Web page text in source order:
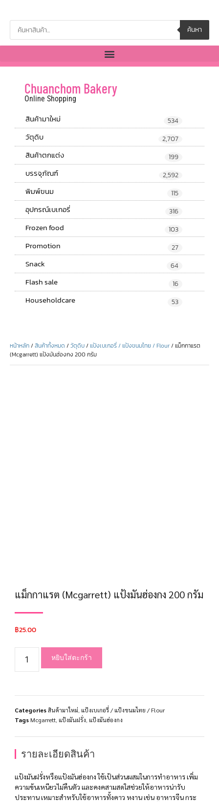
ค้นหา
Chuanchom Bakery
Online Shopping
สินค้ามาใหม่ 534
วัตุดิบ 2,707
สินค้าตกแต่ง 199
บรรจุภัณฑ์ 2,592
พิมพ์ขนม 115
อุปกรณ์เบเกอรี่ 316
Frozen food 103
Promotion 27
Snack 64
Flash sale 16
Householdcare 53
หน้าหลัก/สินค้าทั้งหมด /วัตุดิบ/แป้งเบเกอรี่ / แป้งขนมไทย / Flour/ แม็กกาแรต
(Mcgarrett) แป้งมันฮ่องกง 200 กรัม
แม็กกาแรต (Mcgarrett) แป้งมันฮ่องกง 200 กรัม
฿25.00
หยิบใส่ตะกร้า
Categoriesสินค้ามาใหม่ แป้งเบเกอรี่ / แป้งขนมไทย / Flour
Tags Mcgarrett แป้งมันฝรั่ง แป้งมันฮ่องกง
รายละเอียดสินค้า
แป้งมันฝรั่งหรือแป้งมันฮ่องกง ใช้เป้นส่วนผสมในการทำอาหาร เพิ่ม
ความข้นเหนียวไม่คืนตัว และคงคสามสดใสช่วยให้อาหารน่ารับ
ประทาน เหมาะสำหรับใช้อาหารทั้งคาว หงาน เช่น อาหารจีน กระ